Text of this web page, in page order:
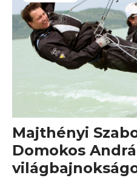
Majthényi
Domokos